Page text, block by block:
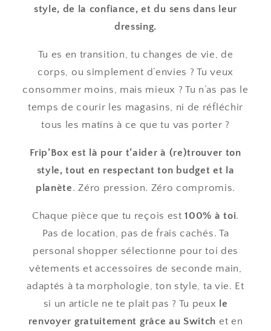
style, de la confiance, et du sens dans leur
dressing.
Tu es en transition, tu changes de vie, de
corps, ou simplement d’envies ? Tu veux
consommer moins, mais mieux ? Tu n’as pas le
temps de courir les magasins, ni de réfléchir
tous les matins à ce que tu vas porter ?
Frip’Box est là pour t’aider à (re)trouver ton
style, tout en respectant ton budget et la
planète. Zéro pression. Zéro compromis.
Chaque pièce que tu reçois est100% à toi.
Pas de location, pas de frais cachés. Ta
personal shopper sélectionne pour toi des
vêtements et accessoires de seconde main,
adaptés à ta morphologie, ton style, ta vie. Et
si un article ne te plaît pas ? Tu peux le
renvoyer gratuitement grâce au Switch et en